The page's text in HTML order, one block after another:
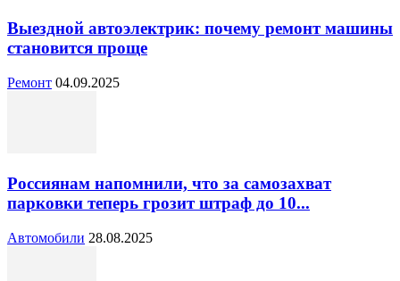
Выездной автоэлектрик: почему ремонт машины
становится проще
Ремонт 04.09.2025
Россиянам напомнили, что за самозахват
парковки теперь грозит штраф до 10...
Автомобили 28.08.2025